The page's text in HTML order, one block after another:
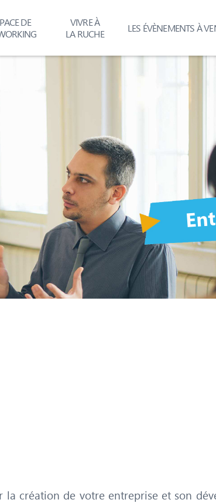
DE
VIVRE À
LA RUCHE
LES ÉVÈNEMENTS À
la création de votre entreprise et son